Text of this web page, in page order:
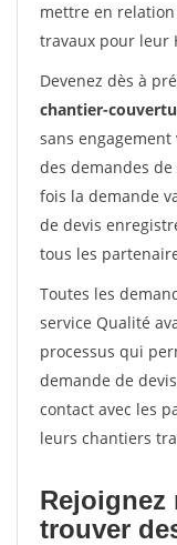
mettre en
travaux pour leur
Devenez dès à
chantier-
sans
des demandes
fois la demande
de devis
tous les
Toutes les
service Qualité
processus qui
demande de
contact avec les
leurs chantiers
Rejoignez
trouver